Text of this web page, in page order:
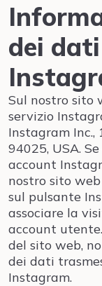
dei
Sul nostro sito
servizio
Instagram Inc.,
94025, USA.
account
nostro sito
sul pulsante
associare la
account
del sito web,
dei dati
Instagram.